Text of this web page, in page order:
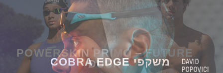
POWERSKIN PRIMO – FUTURE
DUSK
משקפי COBRA EDGE